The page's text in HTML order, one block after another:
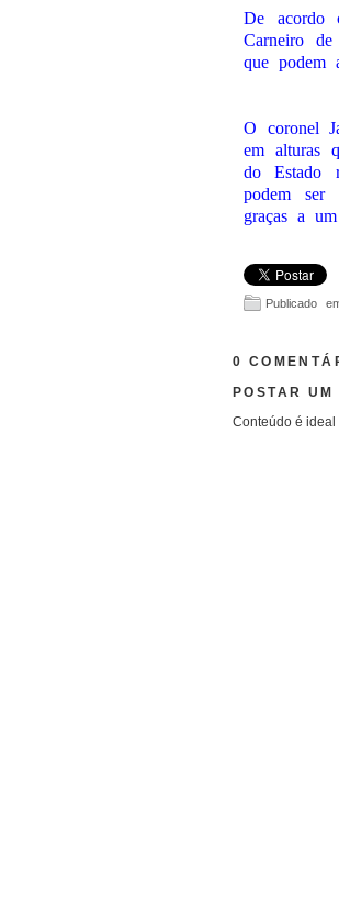
De acordo
Carneiro
que podem
O coronel
em alturas
do Estado
podem ser
graças a
Publicado
0
POSTAR
Conteúdo é